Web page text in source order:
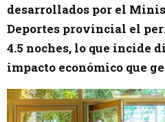
desarrollados por el
Deportes provincial el
4.5 noches, lo que incide
impacto económico que